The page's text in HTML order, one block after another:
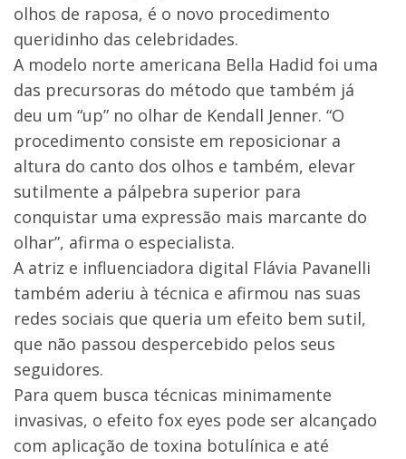
olhos de raposa, é o novo procedimento
queridinho das celebridades.
A modelo norte americana Bella Hadid foi uma
das precursoras do método que também já
deu um “up” no olhar de Kendall Jenner. “O
procedimento consiste em reposicionar a
altura do canto dos olhos e também, elevar
sutilmente a pálpebra superior para
conquistar uma expressão mais marcante do
olhar”, afirma o especialista.
A atriz e influenciadora digital Flávia Pavanelli
também aderiu à técnica e afirmou nas suas
redes sociais que queria um efeito bem sutil,
que não passou despercebido pelos seus
seguidores.
Para quem busca técnicas minimamente
invasivas, o efeito fox eyes pode ser alcançado
com aplicação de toxina botulínica e até